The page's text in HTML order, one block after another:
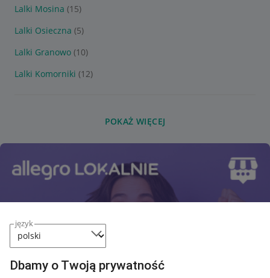
język
Dbamy o Twoją prywatność
Lalki Mosina (15)
Lalki Osieczna (5)
Lalki Granowo (10)
Lalki Komorniki (12)
POKAŻ WIĘCEJ